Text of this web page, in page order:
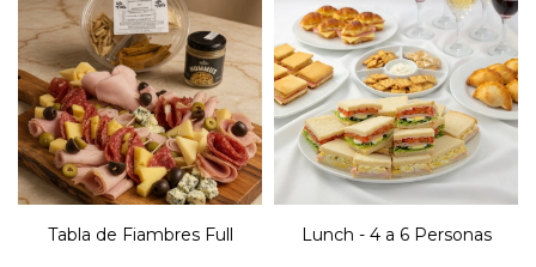
Tabla de fiambres con
jamón, salame, lomito,
bondiola, queso parmesano,
queso colonia, queso
roquefort, aceitunas verdes y
aceitunas negras.
Acompañado de 12 pancitos
saborizados, snacks y
hummus Beans.
Tabla de Fiambres Full
12 Sándwiches de jamón y
queso, 12 sándwiches
olímpicos, 12 sándwiches
surtidos, 8 jesuitas de jamón
y queso, 8 medialunitas de
jamón y queso, 8
empanaditas, 1 snack
horneado x3 y 1/2 Kg de
masitas.
Lunch - 4 a 6 Personas